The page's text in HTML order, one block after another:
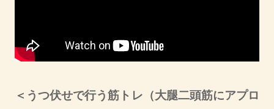
＜うつ伏せで行う筋トレ（大腿二頭筋にアプロ